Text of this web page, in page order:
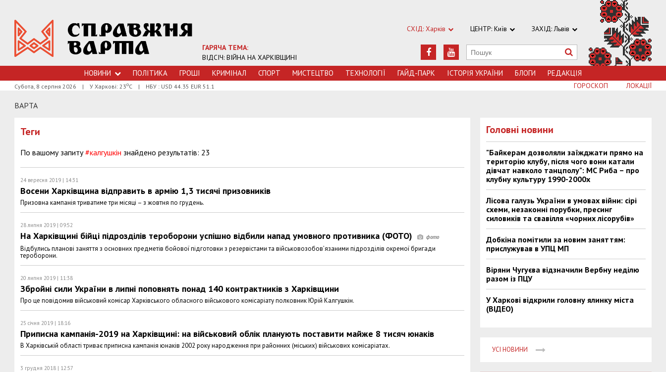
ГАРЯЧА ТЕМА:
ВІДСІЧ: ВІЙНА НА ХАРКІВЩИНІ
СХІД: Харків ЦЕНТР: Київ ЗАХІД: Львів
НОВИНИ ПОЛІТИКА ГРОШI КРИМIНАЛ СПОРТ МИСТЕЦТВО ТЕХНОЛОГIЇ ГАЙД-ПАРК ІСТОРІЯ УКРАЇНИ БЛОГИ РЕДАКЦІЯ
Субота, 8 серпня 2026 | У Харкові: 23оС | НБУ : USD 44.35 EUR 51.1 ЛОКАЦІЇ
ГОРОСКОП
ВАРТА
Теги
По вашому запиту#калгушкін знайдено результатів: 23
24 вересня 2019 | 14:31
Восени Харківщина відправить в армію 1,3 тисячі призовників
Призовна кампанія триватиме три місяці – з жовтня по грудень.
28 липня 2019 | 09:52
На Харківщині бійці підрозділів тероборони успішно відбили напад умовного противника (ФОТО)
Відбулись планові заняття з основних предметів бойової підготовки з резервістами та військовозобов’язаними підрозділів окремої бригади
тероборони.
20 липня 2019 | 11:38
Збройні сили України в липні поповнять понад 140 контрактників з Харківщини
Про це повідомив військовий комісар Харківського обласного військового комісаріату полковник Юрій Калгушкін.
25 січня 2019 | 18:16
Приписна кампанія-2019 на Харківщині: на військовий облік планують поставити майже 8 тисяч юнаків
В Харківській області триває приписна кампанія юнаків 2002 року народження при районних (міських) військових комісаріатах.
3 грудня 2018 | 12:57
Головні новини
"Байкерам дозволяли заїжджати прямо на
територію клубу, після чого вони катали
дівчат навколо танцполу": МС Риба – про
клубну культуру 1990-2000х
Лісова галузь України в умовах війни: сірі
схеми, незаконні порубки, пресинг
силовиків та свавілля «чорних лісорубів»
Добкіна помітили за новим заняттям:
прислужував в УПЦ МП
Віряни Чугуєва відзначили Вербну неділю
разом із ПЦУ
У Харкові відкрили головну ялинку міста
(ВІДЕО)
УСІ НОВИНИ